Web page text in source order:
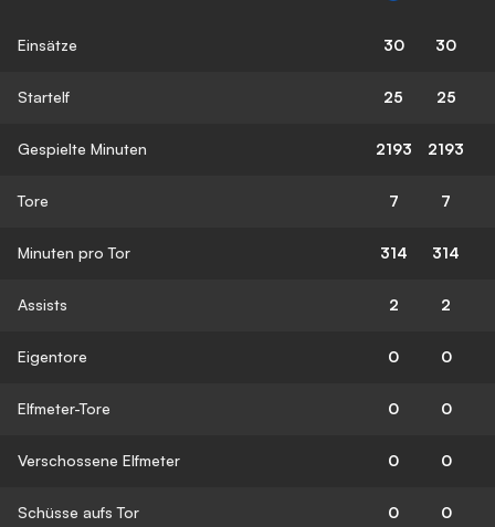
Einsätze 30 30
Startelf 25 25
Gespielte Minuten 2193 2193
Tore 7 7
Minuten pro Tor 314 314
Assists 2 2
Eigentore 0 0
Elfmeter-Tore 0 0
Verschossene Elfmeter 0 0
Schüsse aufs Tor 0 0